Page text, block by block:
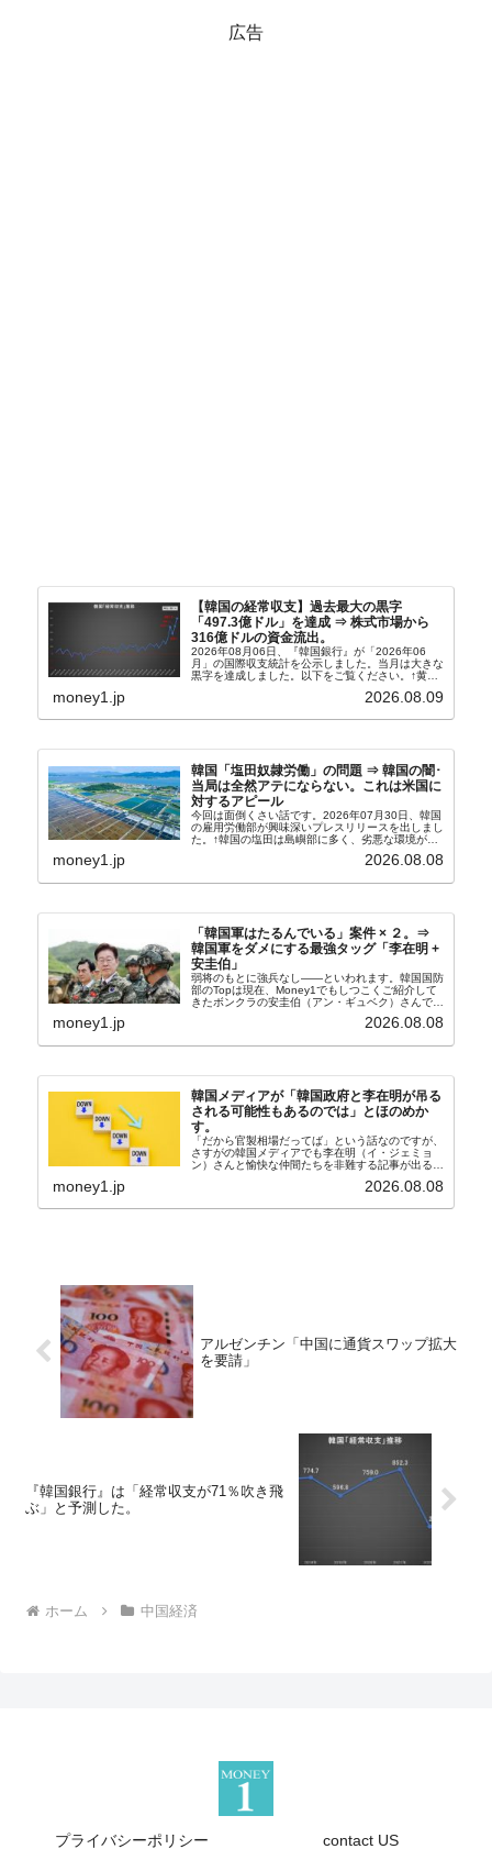
広告
【韓国の経常収支】過去最大の黒字
「497.3億ドル」を達成 ⇒ 株式市場から
316億ドルの資金流出。
2026年08月06日、『韓国銀行』が「2026年06
月」の国際収支統計を公示しました。当月は大きな
黒字を達成しました。以下をご覧ください。↑黄色
の経常収支です。2026年06月貿易収支：4...
money1.jp 2026.08.09
韓国「塩田奴隷労働」の問題 ⇒ 韓国の闇･
当局は全然アテにならない。これは米国に
対するアピール
今回は面倒くさい話です。2026年07月30日、韓国
の雇用労働部が興味深いプレスリリースを出しまし
た。↑韓国の塩田は島嶼部に多く、劣悪な環境が一
たといわれます（後述）。これは、いわゆる「塩田
money1.jp 2026.08.08
「韓国軍はたるんでいる」案件 × ２。⇒
韓国軍をダメにする最強タッグ「李在明 +
安圭伯」
弱将のもとに強兵なし――といわれます。韓国国防
部のTopは現在、Money1でもしつこくご紹介して
きたボンクラの安圭伯（アン・ギュベク）さんで
さんと「韓国初の文官上がり」の国防部長官安圭伯
money1.jp 2026.08.08
韓国メディアが「韓国政府と李在明が吊る
される可能性もあるのでは」とほのめか
す。
「だから官製相場だってば」という話なのですが、
さすがの韓国メディアでも李在明（イ・ジェミョ
ン）さんと愉快な仲間たちを非難する記事が出るよ
『朝鮮日報』に面白い記事が出ています。「東西南
money1.jp 2026.08.08
アルゼンチン「中国に通貨スワップ拡大
を要請」
『韓国銀行』は「経常収支が71％吹き飛
ぶ」と予測した。
ホーム 中国経済
プライバシーポリシー contact US